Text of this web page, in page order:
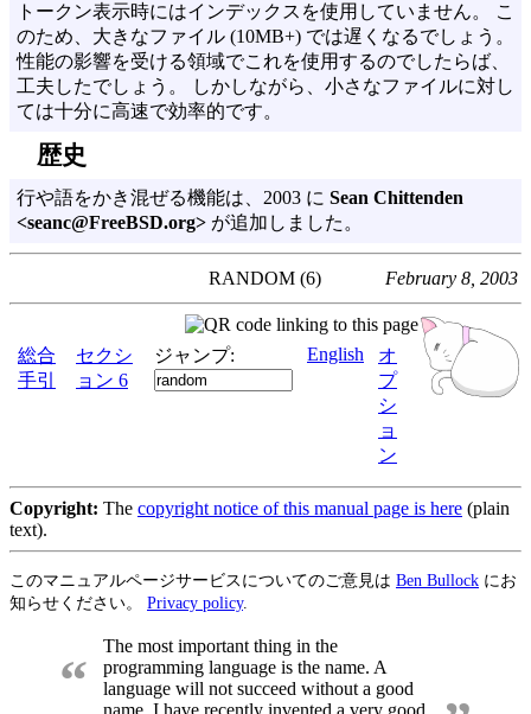
トークン表示時にはインデックスを使用していません。 こ
のため、大きなファイル (10MB+) では遅くなるでしょう。
性能の影響を受ける領域でこれを使用するのでしたらば、
工夫したでしょう。 しかしながら、小さなファイルに対し
ては十分に高速で効率的です。
歴史
行や語をかき混ぜる機能は、2003 に Sean Chittenden
<seanc@FreeBSD.org> が追加しました。
RANDOM (6) February 8, 2003
総合
手引
セクシ
ョン 6
ジャンプ: English
オ
プ
シ
ョ
ン
Copyright: The copyright notice of this manual page is here (plain
text).
このマニュアルページサービスについてのご意見は Ben Bullock にお
知らせください。 Privacy policy.
“
The most important thing in the
programming language is the name. A
language will not succeed without a good
name. I have recently invented a very good